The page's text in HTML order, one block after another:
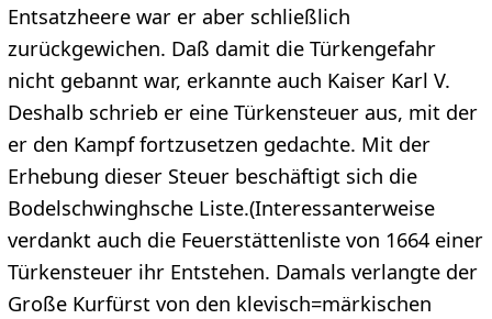
Entsatzheere war er aber schließlich
zurückgewichen. Daß damit die Türkengefahr
nicht gebannt war, erkannte auch Kaiser Karl V.
Deshalb schrieb er eine Türkensteuer aus, mit der
er den Kampf fortzusetzen gedachte. Mit der
Erhebung dieser Steuer beschäftigt sich die
Bodelschwinghsche Liste.(Interessanterweise
verdankt auch die Feuerstättenliste von 1664 einer
Türkensteuer ihr Entstehen. Damals verlangte der
Große Kurfürst von den klevisch=märkischen